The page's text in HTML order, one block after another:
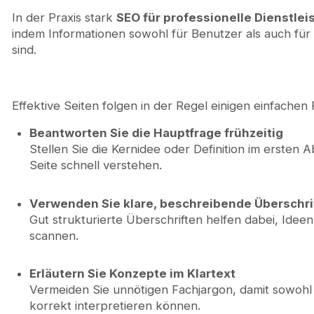
In der Praxis stark SEO für professionelle
indem Informationen sowohl für Benutzer als auch
sind.
Effektive Seiten folgen in der Regel einigen einfachen
Beantworten Sie die Hauptfrage frühzeitig
Stellen Sie die Kernidee oder Definition im ersten
Seite schnell verstehen.
Verwenden Sie klare, beschreibende
Gut strukturierte Überschriften helfen dabei,
scannen.
Erläutern Sie Konzepte im Klartext
Vermeiden Sie unnötigen Fachjargon, damit
korrekt interpretieren können.